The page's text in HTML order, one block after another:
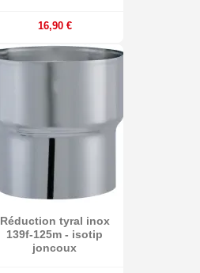
16,90 €
Réduction tyral inox
139f-125m - isotip
joncoux